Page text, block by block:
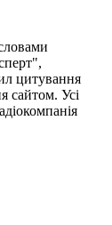
цитування
сайтом. Усі